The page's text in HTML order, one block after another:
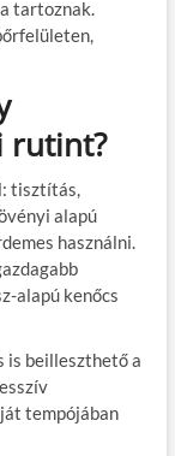
tartoznak.
rutint?
tisztítás,
alapú
használni.
alapú kenőcs
is beilleszthető a
tempójában